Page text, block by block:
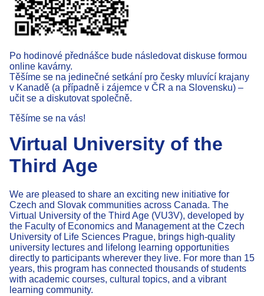
Po hodinové přednášce bude následovat diskuse formou
online kavárny.
Těšíme se na jedinečné setkání pro česky mluvící krajany
v Kanadě (a případně i zájemce v ČR a na Slovensku) –
učit se a diskutovat společně.
Těšíme se na vás!
Virtual University of the
Third Age
We are pleased to share an exciting new initiative for
Czech and Slovak communities across Canada. The
Virtual University of the Third Age (VU3V), developed by
the Faculty of Economics and Management at the Czech
University of Life Sciences Prague, brings high-quality
university lectures and lifelong learning opportunities
directly to participants wherever they live. For more than 15
years, this program has connected thousands of students
with academic courses, cultural topics, and a vibrant
learning community.